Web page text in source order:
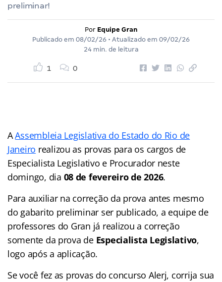
preliminar!
Por Equipe Gran
Publicado em 08/02/26 • Atualizado em 09/02/26
24 min. de leitura
1 0
AAssembleia Legislativa do Estado do Rio de
Janeiro realizou as provas para os cargos de
Especialista Legislativo e Procurador neste
domingo, dia 08 de fevereiro de 2026.
Para auxiliar na correção da prova antes mesmo
do gabarito preliminar ser publicado, a equipe de
professores do Gran já realizou a correção
somente da prova de Especialista Legislativo,
logo após a aplicação.
Se você fez as provas do concurso Alerj, corrija sua